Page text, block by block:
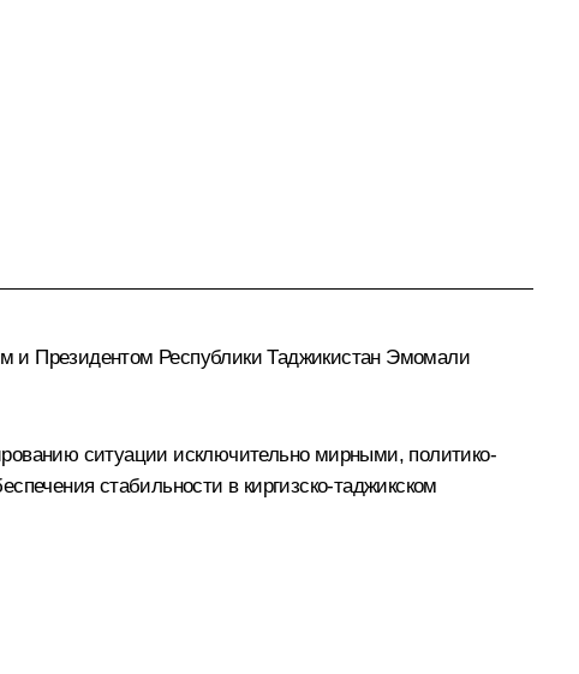
и Президентом Республики Таджикистан Эмомали
ситуации исключительно мирными, политико-
стабильности в киргизско-таджикском